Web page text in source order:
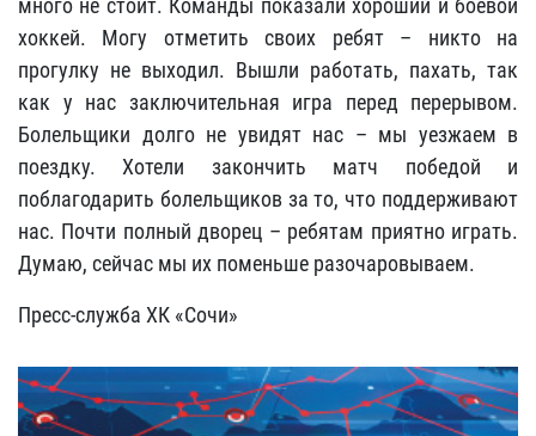
много не стоит. Команды показали хороший и боевой
хоккей. Могу отметить своих ребят – никто на
прогулку не выходил. Вышли работать, пахать, так
как у нас заключительная игра перед перерывом.
Болельщики долго не увидят нас – мы уезжаем в
поездку. Хотели закончить матч победой и
поблагодарить болельщиков за то, что поддерживают
нас. Почти полный дворец – ребятам приятно играть.
Думаю, сейчас мы их поменьше разочаровываем.
Пресс-служба ХК «Сочи»